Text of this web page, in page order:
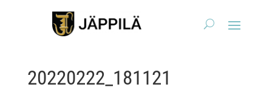
20220222_181121